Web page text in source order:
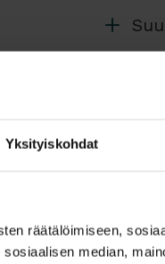
Yksityiskohdat
räätälöimiseen,
median,